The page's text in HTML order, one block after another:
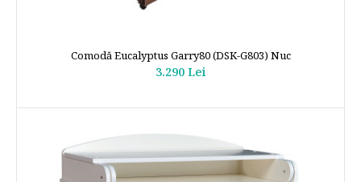
Comodă Eucalyptus Garry80 (DSK-G803) Nuc
3.290 Lei